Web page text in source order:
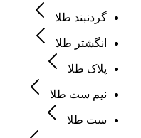
گردنبند طلا
انگشتر طلا
پلاک طلا
نیم ست طلا
ست طلا